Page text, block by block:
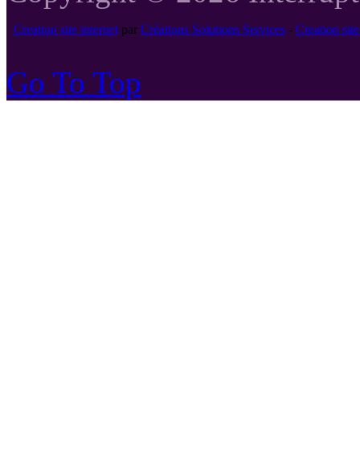
Creation site internetpar Créations Solutions Services- Creation
Go To Top